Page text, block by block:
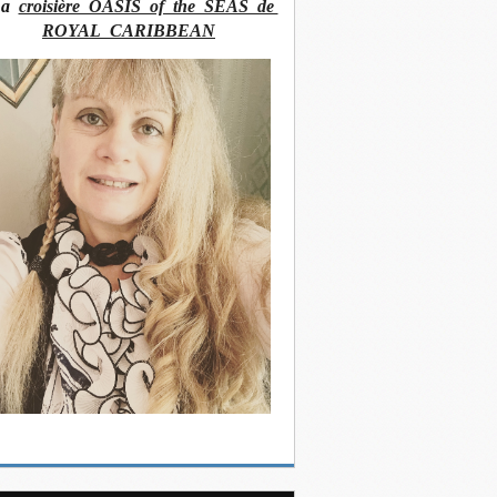
croisière OASIS of the SEAS de
ROYAL CARIBBEAN